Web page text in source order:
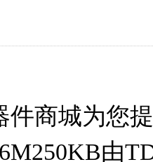
件商城为您
由